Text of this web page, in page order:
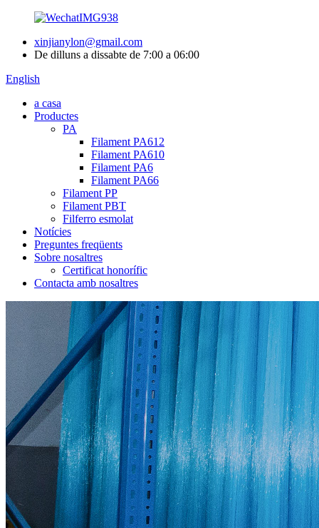
xinjianylon@gmail.com
De dilluns a dissabte de 7:00 a 06:00
English
a casa
Productes
PA
Filament PA612
Filament PA610
Filament PA6
Filament PA66
Filament PP
Filament PBT
Filferro esmolat
Notícies
Preguntes freqüents
Sobre nosaltres
Certificat honorífic
Contacta amb nosaltres